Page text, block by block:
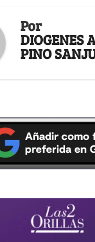
Por
DIOGENES
PINO